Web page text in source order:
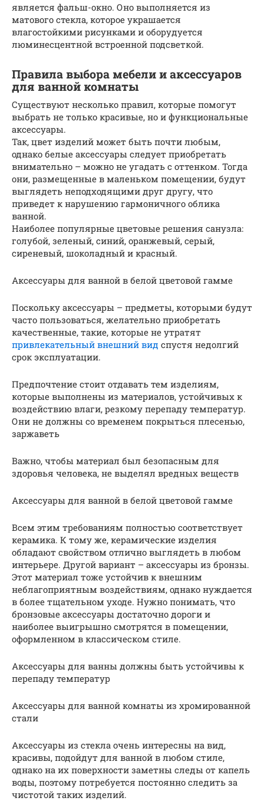
является фальш-окно. Оно выполняется из
матового стекла, которое украшается
влагостойкими рисунками и оборудуется
люминесцентной встроенной подсветкой.
Правила выбора мебели и аксессуаров
для ванной комнаты
Существуют несколько правил, которые помогут
выбрать не только красивые, но и функциональные
аксессуары.
Так, цвет изделий может быть почти любым,
однако белые аксессуары следует приобретать
внимательно – можно не угадать с оттенком. Тогда
они, размещенные в маленьком помещении, будут
выглядеть неподходящими друг другу, что
приведет к нарушению гармоничного облика
ванной.
Наиболее популярные цветовые решения санузла:
голубой, зеленый, синий, оранжевый, серый,
сиреневый, шоколадный и красный.
Аксессуары для ванной в белой цветовой гамме
Поскольку аксессуары – предметы, которыми будут
часто пользоваться, желательно приобретать
качественные, такие, которые не утратят
привлекательный внешний вид спустя недолгий
срок эксплуатации.
Предпочтение стоит отдавать тем изделиям,
которые выполнены из материалов, устойчивых к
воздействию влаги, резкому перепаду температур.
Они не должны со временем покрыться плесенью,
заржаветь
Важно, чтобы материал был безопасным для
здоровья человека, не выделял вредных веществ
Аксессуары для ванной в белой цветовой гамме
Всем этим требованиям полностью соответствует
керамика. К тому же, керамические изделия
обладают свойством отлично выглядеть в любом
интерьере. Другой вариант – аксессуары из бронзы.
Этот материал тоже устойчив к внешним
неблагоприятным воздействиям, однако нуждается
в более тщательном уходе. Нужно понимать, что
бронзовые аксессуары достаточно дороги и
наиболее выигрышно смотрятся в помещении,
оформленном в классическом стиле.
Аксессуары для ванны должны быть устойчивы к
перепаду температур
Аксессуары для ванной комнаты из хромированной
стали
Аксессуары из стекла очень интересны на вид,
красивы, подойдут для ванной в любом стиле,
однако на их поверхности заметны следы от капель
воды, поэтому потребуется постоянно следить за
чистотой таких изделий.